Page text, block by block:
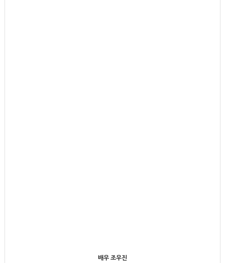
배우 조우진